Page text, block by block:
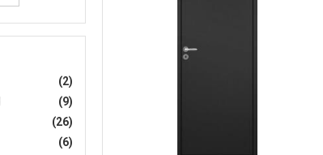
(2)
(9)
(26)
(6)